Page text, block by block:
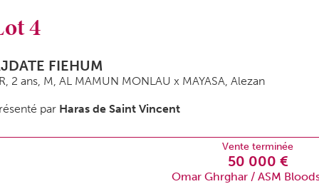
4
FIEHUM
2 ans, M, AL MAMUN MONLAU x MAYASA, Alezan
par Haras de Saint Vincent
Vente terminée
50 000 €
Omar Ghrghar / ASM